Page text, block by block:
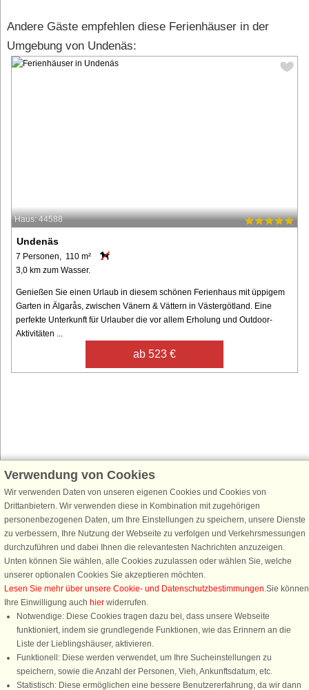
Andere Gäste empfehlen diese Ferienhäuser in der
Umgebung von Undenäs:
Haus: 44588
Undenäs
7 Personen, 110 m²
3,0 km zum Wasser.
Genießen Sie einen Urlaub in diesem schönen Ferienhaus mit üppigem
Garten in Älgarås, zwischen Vänern & Vättern in Västergötland. Eine
perfekte Unterkunft für Urlauber die vor allem Erholung und Outdoor-
Aktivitäten ...
ab 523 €
Schließen Sie sich 100.000 Ferienhaus-Fans an
Erhalten Sie einenWillkommensgutschein von 25 € für Ihren nächsten
Ferienhausurlaub - melden Sie sich einfach für den DanCenter Newsletter
an. Verpassen Sie nie wieder exklusive Angebote, Gewinnspiele und
Urlaubstipps!
Newsletter abonnieren
Verwendung von Cookies
Wir verwenden Daten von unseren eigenen Cookies und Cookies von
Drittanbietern. Wir verwenden diese in Kombination mit zugehörigen
personenbezogenen Daten, um Ihre Einstellungen zu speichern, unsere Dienste
zu verbessern, Ihre Nutzung der Webseite zu verfolgen und Verkehrsmessungen
durchzuführen und dabei Ihnen die relevantesten Nachrichten anzuzeigen.
Unten können Sie wählen, alle Cookies zuzulassen oder wählen Sie, welche
unserer optionalen Cookies Sie akzeptieren möchten.
Lesen Sie mehr über unsere Cookie- und Datenschutzbestimmungen.Sie können
Ihre Einwilligung auch hier widerrufen.
Notwendige: Diese Cookies tragen dazu bei, dass unsere Webseite
funktioniert, indem sie grundlegende Funktionen, wie das Erinnern an die
Liste der Lieblingshäuser, aktivieren.
Funktionell: Diese werden verwendet, um Ihre Sucheinstellungen zu
speichern, sowie die Anzahl der Personen, Vieh, Ankunftsdatum, etc.
Statistisch: Diese ermöglichen eine bessere Benutzererfahrung, da wir dann